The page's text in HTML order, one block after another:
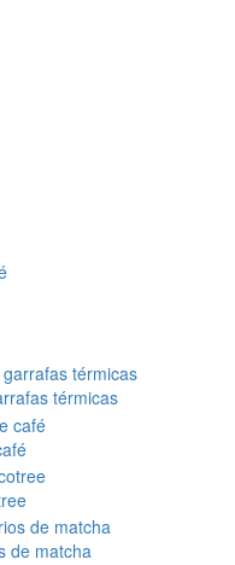
térmicas
de matcha